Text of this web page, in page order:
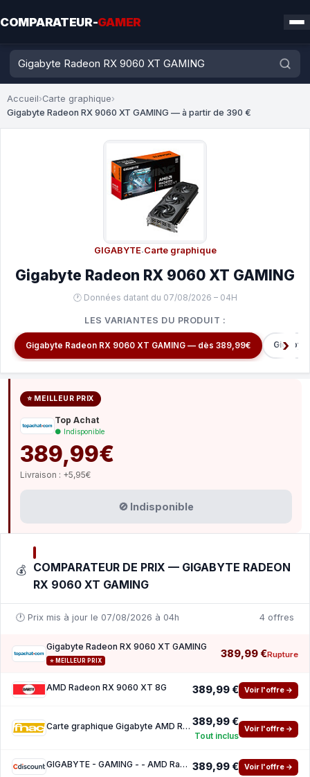
COMPARATEUR-GAMER
Accueil›Carte graphique›
Gigabyte Radeon RX 9060 XT GAMING — à partir de 390 €
GIGABYTE·Carte graphique
Gigabyte Radeon RX 9060 XT GAMING
🕐 Données datant du 07/08/2026 – 04H
LES VARIANTES DU PRODUIT :
Gigabyte Radeon RX 9060 XT GAMING — dès 389,99€
⭐ MEILLEUR PRIX
Top Achat
● Indisponible
389,99€
Livraison : +5,95€
🚫 Indisponible
💰 COMPARATEUR DE PRIX — GIGABYTE RADEON
RX 9060 XT GAMING
🕐 Prix mis à jour le 07/08/2026 à 04h 4 offres
Gigabyte Radeon RX 9060 XT GAMING
⭐ MEILLEUR PRIX
389,99 €Rupture
AMD Radeon RX 9060 XT 8G 389,99 € Voir l'offre →
Carte graphique Gigabyte AMD Radeon RX 9060 XT 8G 389,99 €
Tout inclus
Voir l'offre →
GIGABYTE - GAMING - - AMD Radeon RX 9060XT - 8 Go 389,99 € Voir l'offre →